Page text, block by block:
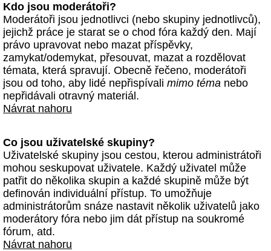
Kdo jsou moderátoři?
Moderátoři jsou jednotlivci (nebo skupiny jednotlivců),
jejichž práce je starat se o chod fóra každý den. Mají
právo upravovat nebo mazat příspěvky,
zamykat/odemykat, přesouvat, mazat a rozdělovat
témata, která spravují. Obecně řečeno, moderátoři
jsou od toho, aby lidé nepřispívali mimo téma nebo
nepřidávali otravný materiál.
Návrat nahoru
Co jsou uživatelské skupiny?
Uživatelské skupiny jsou cestou, kterou administrátoři
mohou seskupovat uživatele. Každý uživatel může
patřit do několika skupin a každé skupině může být
definován individuální přístup. To umožňuje
administrátorům snáze nastavit několik uživatelů jako
moderátory fóra nebo jim dát přístup na soukromé
fórum, atd.
Návrat nahoru